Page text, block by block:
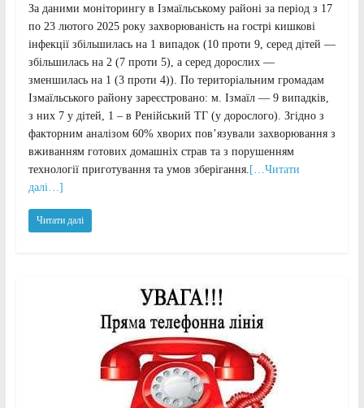
За даними моніторингу в Ізмаїльському районі за період з 17
по 23 лютого 2025 року захворюваність на гострі кишкові
інфекції збільшилась на 1 випадок (10 проти 9, серед дітей —
збільшилась на 2 (7 проти 5), а серед дорослих —
зменшилась на 1 (3 проти 4)). По територіальним громадам
Ізмаїльського району зареєстровано: м. Ізмаїл — 9 випадків,
з них 7 у дітей, 1 – в Ренійський ТГ (у дорослого). Згідно з
факторним аналізом 60% хворих пов’язували захворювання з
вживанням готових домашніх страв та з порушенням
технології приготування та умов зберігання. […Читати
далі…]
Читати далі